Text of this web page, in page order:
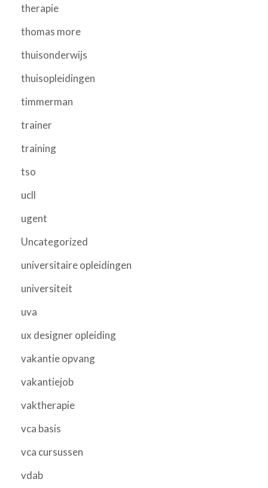
therapie
thomas more
thuisonderwijs
thuisopleidingen
timmerman
trainer
training
tso
ucll
ugent
Uncategorized
universitaire opleidingen
universiteit
uva
ux designer opleiding
vakantie opvang
vakantiejob
vaktherapie
vca basis
vca cursussen
vdab